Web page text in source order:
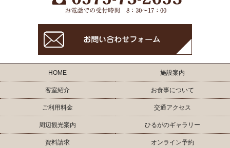
HOME 施設案内
客室紹介 お食事について
ご利用料金 交通アクセス
周辺観光案内 ひるがのギャラリー
資料請求 オンライン予約